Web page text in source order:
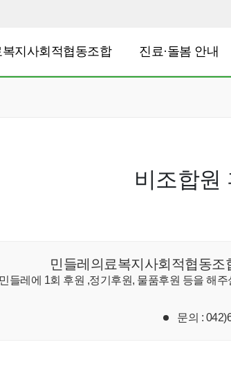
지사회적협동조합 진료·돌봄 안내
비조합원
민들레의료복지사회적협동
들레에 1회 후원 ,정기후원, 물품후원 등을 해
문의 :